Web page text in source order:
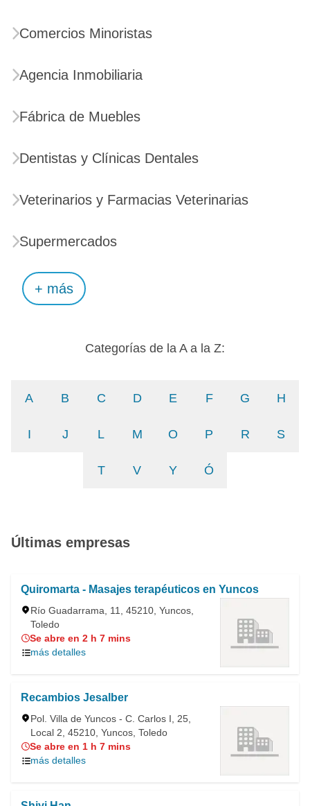
Comercios Minoristas
Agencia Inmobiliaria
Fábrica de Muebles
Dentistas y Clínicas Dentales
Veterinarios y Farmacias Veterinarias
Supermercados
+ más
Categorías de la A a la Z:
A B C D E F G H
I J L M O P R S
T V Y Ó
Últimas empresas
Quiromarta - Masajes terapéuticos en Yuncos
Río Guadarrama, 11, 45210, Yuncos,
Toledo
Se abre en 2 h 7 mins
más detalles
Recambios Jesalber
Pol. Villa de Yuncos - C. Carlos I, 25,
Local 2, 45210, Yuncos, Toledo
Se abre en 1 h 7 mins
más detalles